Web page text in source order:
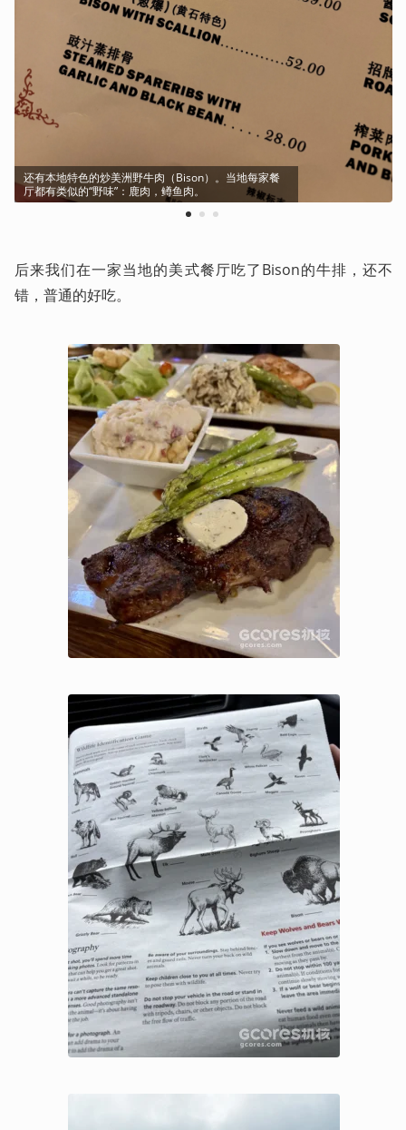
还有本地特色的炒美洲野牛肉（Bison）。当地每家餐
厅都有类似的“野味”：鹿肉，鳟鱼肉。
1 2 3
后来我们在一家当地的美式餐厅吃了Bison的牛排，还不
错，普通的好吃。